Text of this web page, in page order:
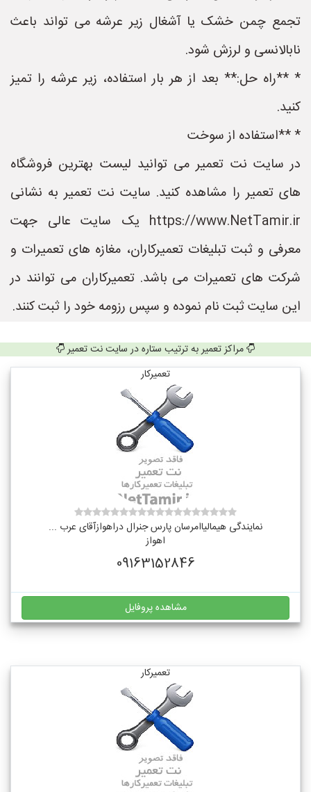
تجمع چمن خشک یا آشغال زیر عرشه می تواند باعث
نابالانسی و لرزش شود.
* **راه حل:** بعد از هر بار استفاده، زیر عرشه را تمیز
کنید.
* **استفاده از سوخت
در سایت نت تعمیر می توانید لیست بهترین فروشگاه
های تعمیر را مشاهده کنید. سایت نت تعمیر به نشانی
https://www.NetTamir.ir یک سایت عالی جهت
معرفی و ثبت تبلیغات تعمیرکاران، مغازه های تعمیرات و
شرکت های تعمیرات می باشد. تعمیرکاران می توانند در
این سایت ثبت نام نموده و سپس رزومه خود را ثبت کنند.
مراکز تعمیر به ترتیب ستاره در سایت نت تعمیر
تعمیرکار
نمایندگی هیمالیاامرسان پارس جنرال دراهوازآقای عرب ...
اهواز
09163152846
مشاهده پروفایل
تعمیرکار